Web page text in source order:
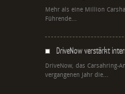
Mehr als eine Million
Führende...
DriveNow verstärkt
DriveNow, das Carsahring-
vergangenen Jahr die...